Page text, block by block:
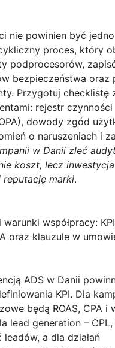
nie powinien być
proces, który
podprocesorów,
bezpieczeństwa oraz
Przygotuj checklistę
rejestr czynności
dowody zgód
o naruszeniach i
w Danii zleć
koszt, lecz
marki.
współpracy:
oraz klauzule w
ADS w Danii
KPI. Dla
będą ROAS, CPA i
lead generation – CPL
a dla działań